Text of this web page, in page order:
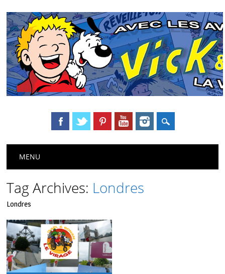
Main menu
MENU
Tag Archives: Londres
Londres